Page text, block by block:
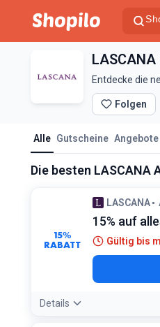
Entdecke die
Folgen
Alle Gutscheine Angebote
Die besten LASCANA
15%
RABATT
LASCANA
15% auf
Gültig bis
Details